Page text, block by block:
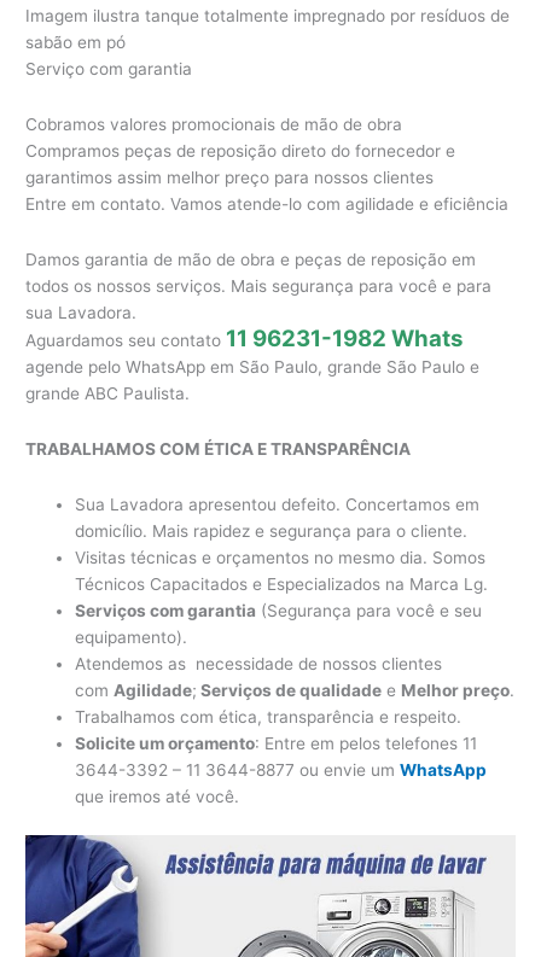
Imagem ilustra tanque totalmente impregnado por resíduos de
sabão em pó
Serviço com garantia
Cobramos valores promocionais de mão de obra
Compramos peças de reposição direto do fornecedor e
garantimos assim melhor preço para nossos clientes
Entre em contato. Vamos atende-lo com agilidade e eficiência
Damos garantia de mão de obra e peças de reposição em
todos os nossos serviços. Mais segurança para você e para
sua Lavadora.
Aguardamos seu contato 11 96231-1982 Whats
agende pelo WhatsApp em São Paulo, grande São Paulo e
grande ABC Paulista.
TRABALHAMOS COM ÉTICA E TRANSPARÊNCIA
Sua Lavadora apresentou defeito. Concertamos em
domicílio. Mais rapidez e segurança para o cliente.
Visitas técnicas e orçamentos no mesmo dia. Somos
Técnicos Capacitados e Especializados na Marca Lg.
Serviços com garantia (Segurança para você e seu
equipamento).
Atendemos as necessidade de nossos clientes
comAgilidade; Serviços de qualidade e Melhor preço.
Trabalhamos com ética, transparência e respeito.
Solicite um orçamento: Entre em pelos telefones 11
3644-3392 – 11 3644-8877 ou envie umWhatsApp
que iremos até você.